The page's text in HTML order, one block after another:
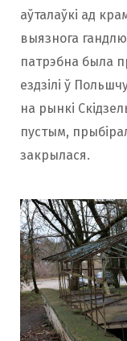
аўталаўкі ад
выязнога
патрэбна была
ездзілі ў
на рынкі
пустым,
закрылася.